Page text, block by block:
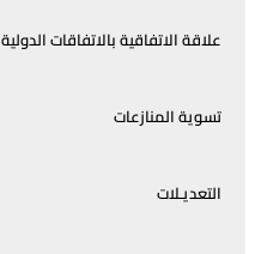
الاتفاقية بالاتفاقات الدولية الأخرى
المنازعات